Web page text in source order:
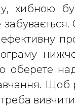
хибною
оберете
Щоб